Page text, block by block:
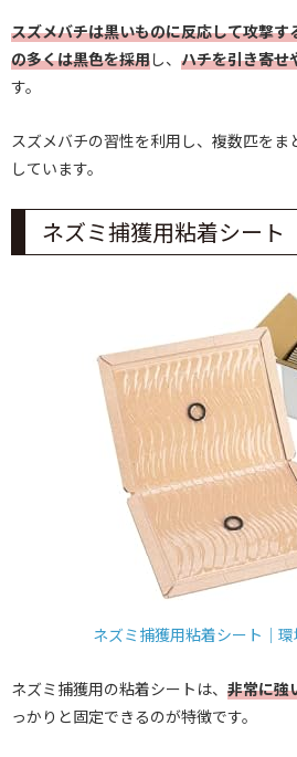
スズメバチは黒いものに反応して攻撃す
の多くは黒色を採用し、 ハチを引き寄せ
す。
スズメバチの習性を利用し、複数匹を
しています。
ネズミ捕獲用粘着シート
ネズミ捕獲用粘着シート｜
ネズミ捕獲用の粘着シートは、 非常に強
っかりと固定できるのが特徴です。